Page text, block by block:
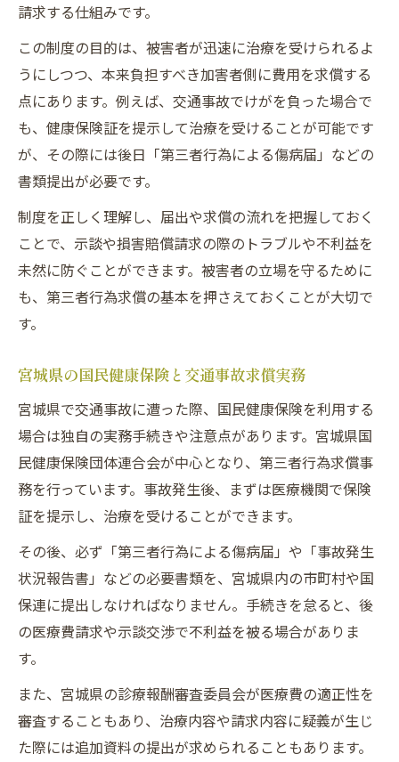
請求する仕組みです。
この制度の目的は、被害者が迅速に治療を受けられるよ
うにしつつ、本来負担すべき加害者側に費用を求償する
点にあります。例えば、交通事故でけがを負った場合で
も、健康保険証を提示して治療を受けることが可能です
が、その際には後日「第三者行為による傷病届」などの
書類提出が必要です。
制度を正しく理解し、届出や求償の流れを把握しておく
ことで、示談や損害賠償請求の際のトラブルや不利益を
未然に防ぐことができます。被害者の立場を守るために
も、第三者行為求償の基本を押さえておくことが大切で
す。
宮城県の国民健康保険と交通事故求償実務
宮城県で交通事故に遭った際、国民健康保険を利用する
場合は独自の実務手続きや注意点があります。宮城県国
民健康保険団体連合会が中心となり、第三者行為求償事
務を行っています。事故発生後、まずは医療機関で保険
証を提示し、治療を受けることができます。
その後、必ず「第三者行為による傷病届」や「事故発生
状況報告書」などの必要書類を、宮城県内の市町村や国
保連に提出しなければなりません。手続きを怠ると、後
の医療費請求や示談交渉で不利益を被る場合がありま
す。
また、宮城県の診療報酬審査委員会が医療費の適正性を
審査することもあり、治療内容や請求内容に疑義が生じ
た際には追加資料の提出が求められることもあります。